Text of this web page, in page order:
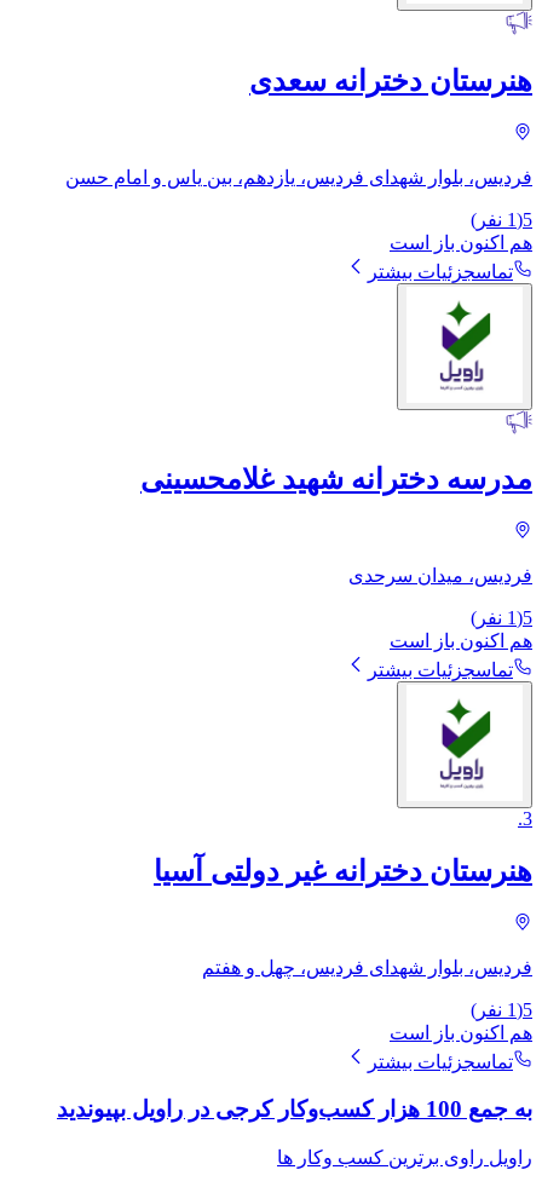
هنرستان دخترانه سعدی
فردیس، بلوار شهدای فردیس، یازدهم، بین یاس و امام حسن
5
(
1 نفر)
هم اکنون باز است
تماسجزئیات بیشتر
مدرسه دخترانه شهید غلامحسینی
فردیس، میدان سرحدی
5
(
1 نفر)
هم اکنون باز است
تماسجزئیات بیشتر
3
.
هنرستان دخترانه غیر دولتی آسیا
فردیس، بلوار شهدای فردیس، چهل و هفتم
5
(
1 نفر)
هم اکنون باز است
تماسجزئیات بیشتر
به جمع 100 هزار کسب‌وکار کرجی در راویل بپیوندید
راویل راوی برترین کسب وکار ها